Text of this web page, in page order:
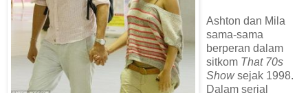
Ashton dan Mila
sama-sama
berperan dalam
sitkom That 70s
Showsejak 1998.
Dalam serial